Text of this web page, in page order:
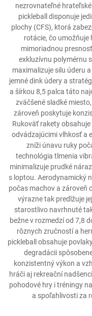
nezrovnateľné
pickleball disponuje
plochy (CFS), ktorá
rotácie, čo
mimoriadnou
exkluzívnu polymérnu
maximalizuje silu úderu
jemné dink údery a
a šírkou 8,5 palca táto
zväčšené sladké
zároveň poskytuje
Rukoväť rakety
odvádzajúcimi vlhkosť a
zníži únavu ruky
technológia tlmenia
minimalizuje prudké
s loptou. Aerodynamický
počas machov a zároveň
výrazne tak predlžuje
starostlivo navrhnuté
bežne v rozmedzí od 7,8
rôznych zručností a
pickleball obsahuje
degradácii
konzistentný výkon a
hráči aj rekreační
pohodové hry i tréningy
a spoľahlivosti za